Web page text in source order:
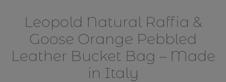
Leopold Natural Raffia &
Goose Orange Pebbled
Leather Bucket Bag – Made
in Italy